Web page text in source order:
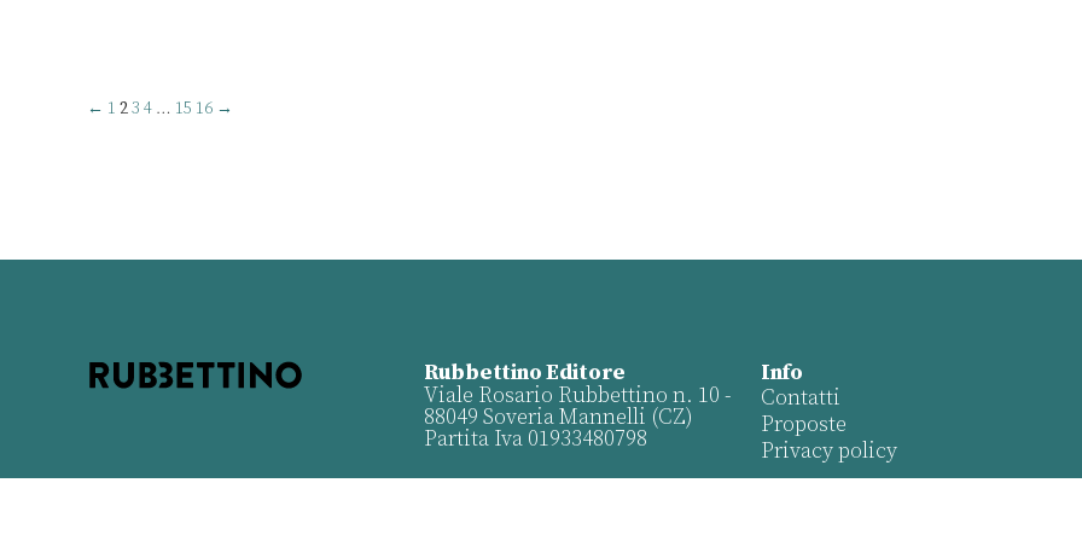
← 1 23 4 … 15 16 →
Rubbettino Editore
Viale Rosario Rubbettino n. 10 -
88049 Soveria Mannelli (CZ)
Partita Iva 01933480798
Info
Contatti
Proposte
Privacy policy